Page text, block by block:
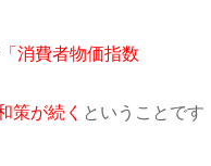
「消費者物価指数
策が続く ということです